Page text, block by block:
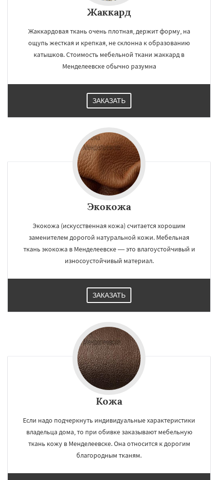
Жаккард
Жаккардовая ткань очень плотная, держит форму, на
ощупь жесткая и крепкая, не склонна к образованию
катышков. Стоимость мебельной ткани жаккард в
Менделеевске обычно разумна
ЗАКАЗАТЬ
Экокожа
Экокожа (искусственная кожа) считается хорошим
заменителем дорогой натуральной кожи. Мебельная
ткань экокожа в Менделеевске — это влагоустойчивый и
износоустойчивый материал.
ЗАКАЗАТЬ
Кожа
Если надо подчеркнуть индивидуальные характеристики
владельца дома, то при обивке заказывают мебельную
ткань кожу в Менделеевске. Она относится к дорогим
благородным тканям.